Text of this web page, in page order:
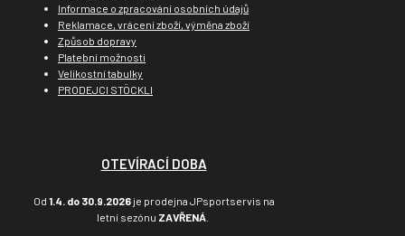
Informace o zpracování osobních údajů
Reklamace, vrácení zboží, výměna zboží
Způsob dopravy
Platební možnosti
Velikostní tabulky
PRODEJCI STÖCKLI
OTEVÍRACÍ DOBA
Od 1.4. do 30.9.2026je prodejna JPsportservis na
letní sezónu ZAVŘENÁ